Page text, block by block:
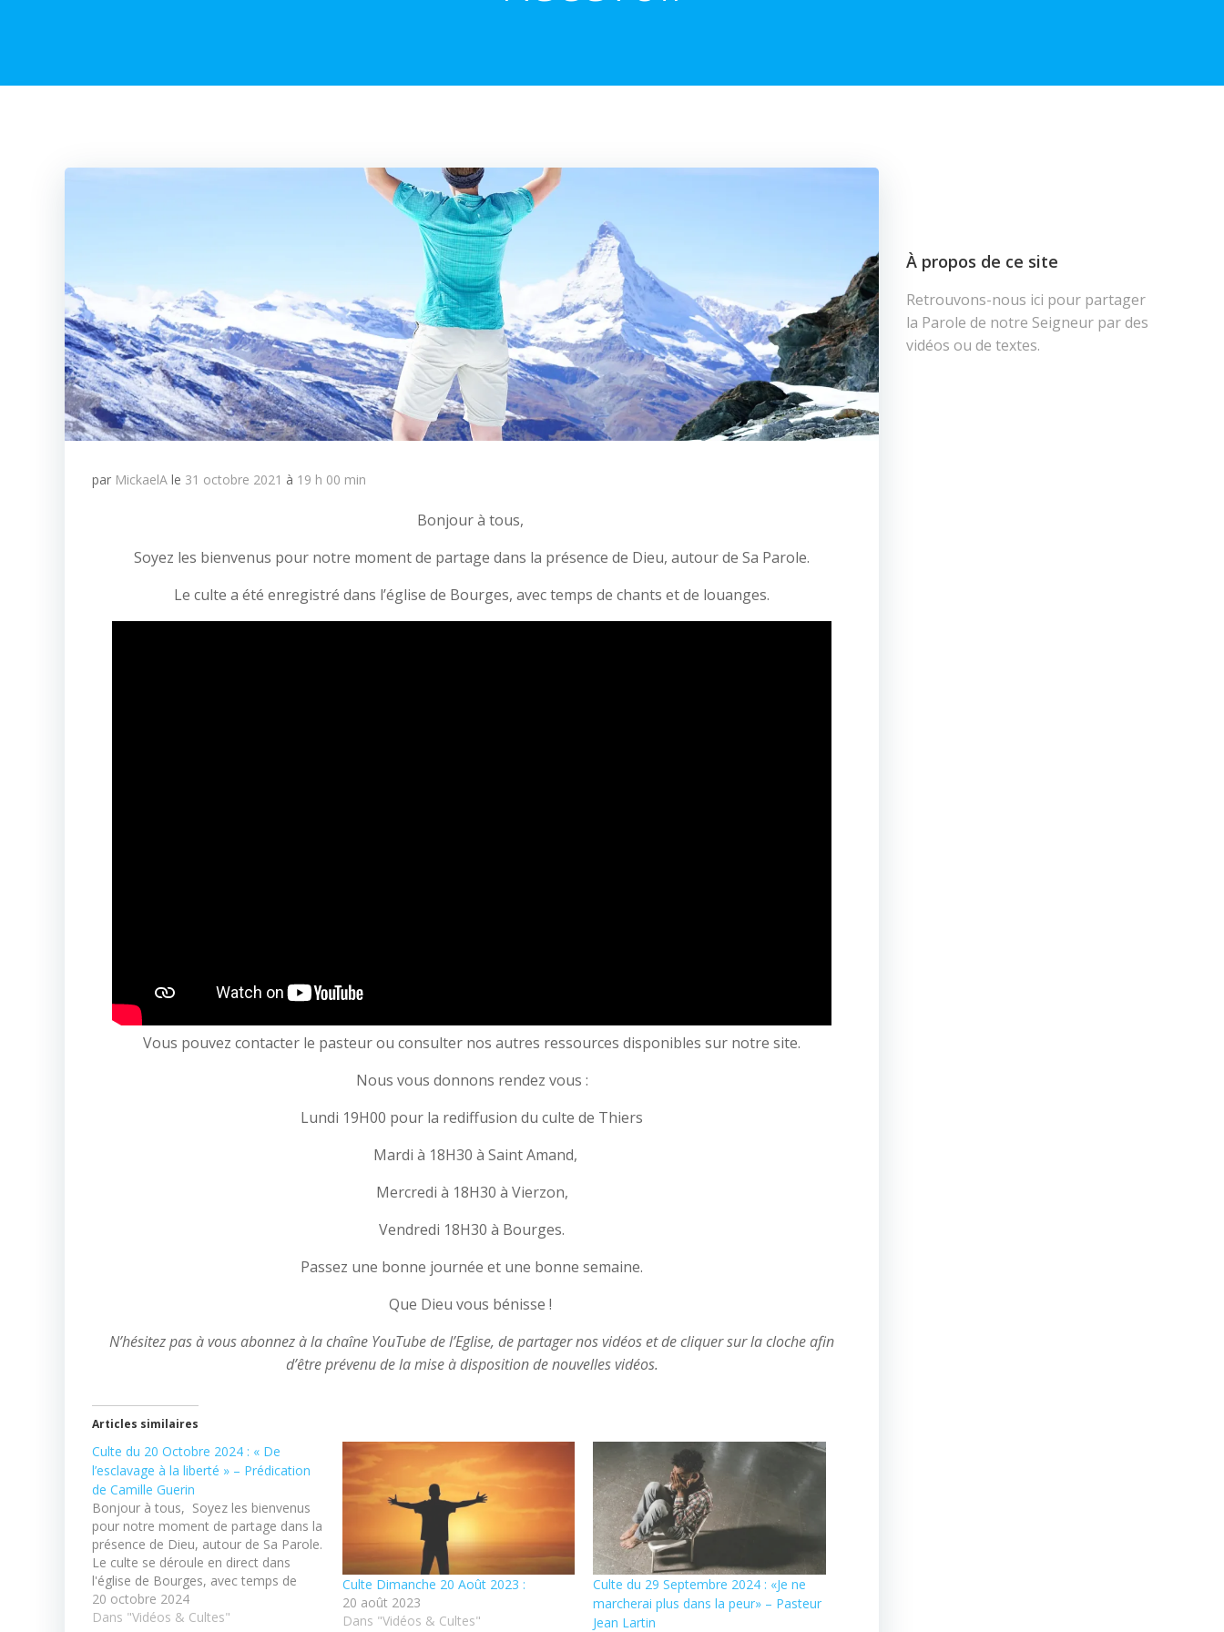
par MickaelA le 31 octobre 2021 à 19 h 00 min
Bonjour à tous,
Soyez les bienvenus pour notre moment de partage dans la présence de Dieu, autour de Sa Parole.
Le culte a été enregistré dans l’église de Bourges, avec temps de chants et de louanges.
Vous pouvez contacter le pasteur ou consulter nos autres ressources disponibles sur notre site.
Nous vous donnons rendez vous :
Lundi 19H00 pour la rediffusion du culte de Thiers
Mardi à 18H30 à Saint Amand,
Mercredi à 18H30 à Vierzon,
Vendredi 18H30 à Bourges.
Passez une bonne journée et une bonne semaine.
Que Dieu vous bénisse !
N’hésitez pas à vous abonnez à la chaîne YouTube de l’Eglise, de partager nos vidéos et de cliquer sur la cloche afin
d’être prévenu de la mise à disposition de nouvelles vidéos.
Articles similaires
Culte du 20 Octobre 2024 : « De
l’esclavage à la liberté » – Prédication
de Camille Guerin
Bonjour à tous, Soyez les bienvenus
pour notre moment de partage dans la
présence de Dieu, autour de Sa Parole.
Le culte se déroule en direct dans
l'église de Bourges, avec temps de
chants et de louanges. Vous pouvez
contacter le pasteur ou consulter nos
20 octobre 2024
Dans "Vidéos & Cultes"
Culte Dimanche 20 Août 2023 :
20 août 2023
Dans "Vidéos & Cultes"
Culte du 29 Septembre 2024 : «Je ne
marcherai plus dans la peur» – Pasteur
Jean Lartin
À propos de ce site
Retrouvons-nous ici pour partager
la Parole de notre Seigneur par des
vidéos ou de textes.